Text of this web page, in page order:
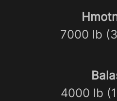
7000 lb
4000 lb